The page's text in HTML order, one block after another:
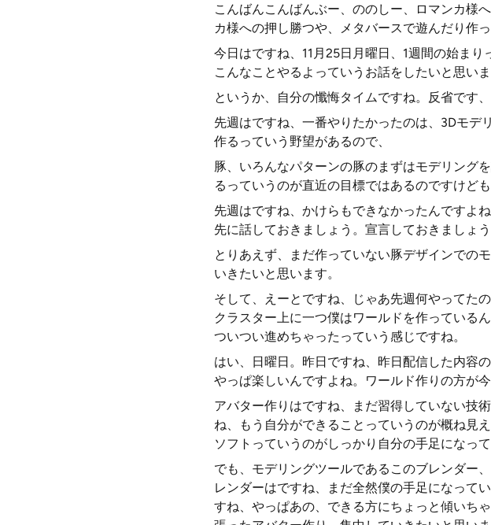
こんばんこんばんぶー、ののしー、ロマンカ様
カ様への押し勝つや、メタバースで遊んだり作
今日はですね、11月25日月曜日、1週間の始ま
こんなことやるよっていうお話をしたいと思いま
というか、自分の懺悔タイムですね。反省です
先週はですね、一番やりたかったのは、3Dモデ
作るっていう野望があるので、
豚、いろんなパターンの豚のまずはモデリング
るっていうのが直近の目標ではあるのですけども
先週はですね、かけらもできなかったんですよ
先に話しておきましょう。宣言しておきましょ
とりあえず、まだ作っていない豚デザインでの
いきたいと思います。
そして、えーとですね、じゃあ先週何やってた
クラスター上に一つ僕はワールドを作っている
ついつい進めちゃったっていう感じですね。
はい、日曜日。昨日ですね、昨日配信した内容
やっぱ楽しいんですよね。ワールド作りの方が今
アバター作りはですね、まだ習得していない技
ね、もう自分ができることっていうのが概ね見
ソフトっていうのがしっかり自分の手足になって
でも、モデリングツールであるこのブレンダー
レンダーはですね、まだ全然僕の手足になって
すね、やっぱあの、できる方にちょっと傾いち